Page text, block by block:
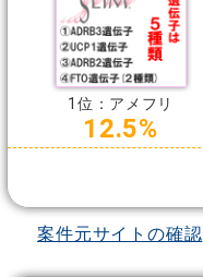
1位：アメフリ
12.5%
案件元サイトの確認